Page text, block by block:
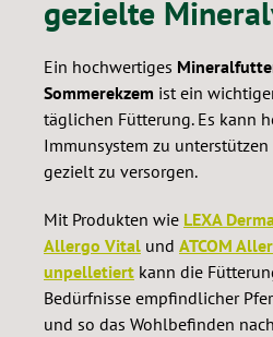
gezielte
Ein hochwertiges
Sommerekzem ist ein
täglichen Fütterung. Es kann
Immunsystem zu
gezielt zu versorgen.
Mit Produkten wie LEXA
Allergo Vital und ATCOM
unpelletiert kann die
Bedürfnisse empfindlicher
und so das Wohlbefinden